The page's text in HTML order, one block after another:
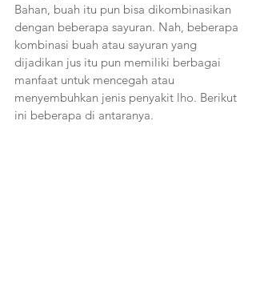
Bahan, buah itu pun bisa dikombinasikan
dengan beberapa sayuran. Nah, beberapa
kombinasi buah atau sayuran yang
dijadikan jus itu pun memiliki berbagai
manfaat untuk mencegah atau
menyembuhkan jenis penyakit lho. Berikut
ini beberapa di antaranya.